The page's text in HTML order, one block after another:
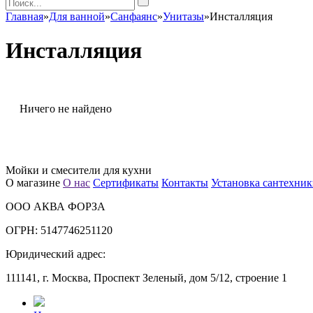
Главная»Для ванной»Санфаянс»Унитазы»Инсталляция
Инсталляция
Ничего не найдено
Мойки и смесители для кухни
О магазине О нас Сертификаты Контакты Установка
ООО АКВА ФОРЗА
ОГРН: 5147746251120
Юридический адрес:
111141, г. Москва, Проспект Зеленый, дом 5/12, строение 1